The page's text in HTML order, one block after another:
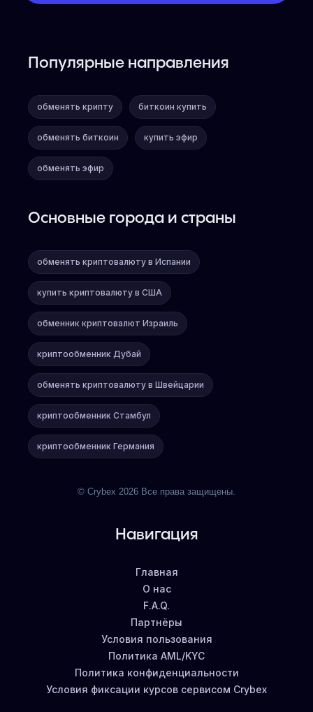
Популярные направления
обменять крипту биткоин купить
обменять биткоин купить эфир
обменять эфир
Основные города и страны
обменять криптовалюту в Испании
купить криптовалюту в США
обменник криптовалют Израиль
криптообменник Дубай
обменять криптовалюту в Швейцарии
криптообменник Стамбул
криптообменник Германия
© Crybex 2026 Все права защищены.
Навигация
Главная
О нас
F.A.Q.
Партнёры
Условия пользования
Политика AML/KYC
Политика конфиденциальности
Условия фиксации курсов сервисом Crybex